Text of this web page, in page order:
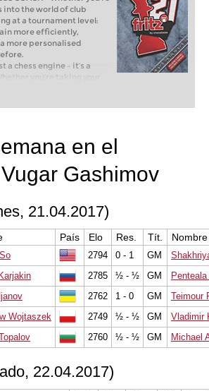
the world of club
at a tournament level:
more efficiently,
more personalised
a chess engine – it’s a
you’re taking your
of club chess, or already
level: with FRITZ, you can
and with a
en el
Gashimov
21.04.2017)
País Elo Res. Tít. Nombre
2794 0 - 1 GM
2785 ½ - ½ GM
2762 1 - 0 GM
Teimour
Wojtaszek 2749 ½ - ½ GM
Vladimir
2760 ½ - ½ GM Michael
22.04.2017)